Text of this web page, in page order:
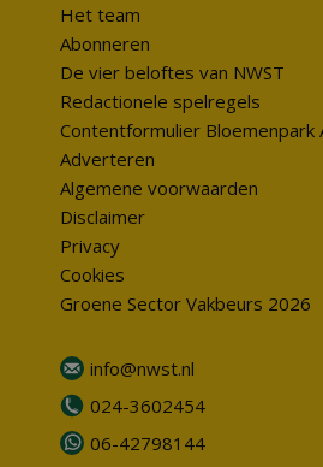
Het team
Abonneren
De vier beloftes van NWST
Redactionele spelregels
Contentformulier
Adverteren
Algemene voorwaarden
Disclaimer
Privacy
Cookies
Groene Sector Vakbeurs 2026
info@nwst.nl
024-3602454
06-42798144